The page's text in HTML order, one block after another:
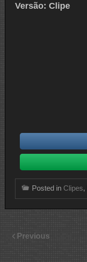
Versão: Clipe
Posted in Clipes,
Previous